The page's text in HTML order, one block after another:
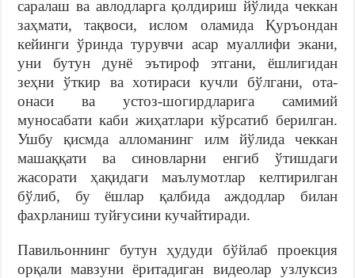
саралаш ва авлодларга қолдириш йўлида чеккан
заҳмати, тақвоси, ислом оламида Қуръондан
кейинги ўринда турувчи асар муаллифи экани,
уни бутун дунё эътироф этгани, ёшлигидан
зеҳни ўткир ва хотираси кучли бўлгани, ота-
онаси ва устоз-шогирдларига самимий
муносабати каби жиҳатлари кўрсатиб берилган.
Ушбу қисмда алломанинг илм йўлида чеккан
машаққати ва синовларни енгиб ўтишдаги
жасорати ҳақидаги маълумотлар келтирилган
бўлиб, бу ёшлар қалбида аждодлар билан
фахрланиш туйғусини кучайтиради.
Павильоннинг бутун ҳудуди бўйлаб проекция
орқали мавзуни ёритадиган видеолар узлуксиз